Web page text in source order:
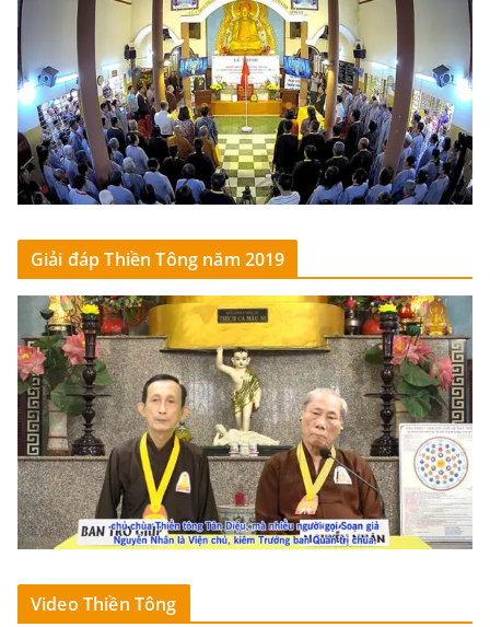
Giải đáp Thiền Tông năm 2019
Video Thiền Tông